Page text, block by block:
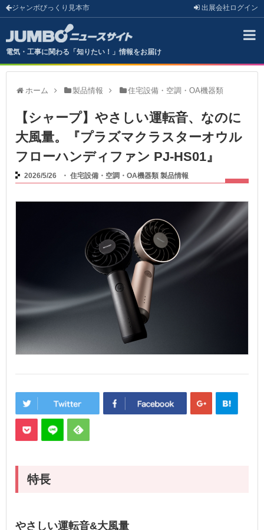
ジャンボびっくり見本市 出展会社 ログイン
電気・工事に関わる「知りたい！」情報をお届け
ホーム 製品情報 住宅設備・空調・OA機器類
【シャープ】やさしい運転音、なのに
大風量。『プラズマクラスターオウル
フローハンディファン PJ-HS01』
2026/5/26 ・ 住宅設備・空調・OA機器類 製品情報
特長
やさしい運転音&大風量